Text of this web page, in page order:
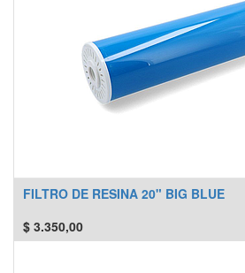
FILTRO DE RESINA 20" BIG BLUE
$ 3.350,00